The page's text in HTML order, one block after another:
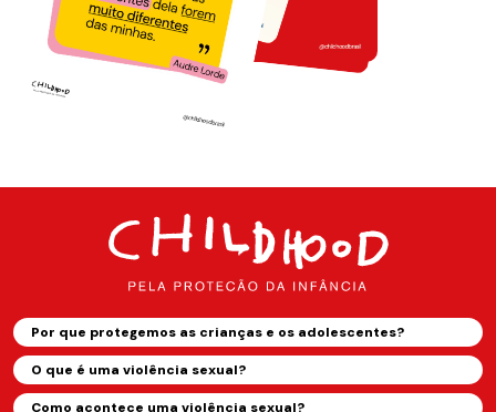
Por que protegemos as crianças e os adolescentes?
O que é uma violência sexual?
Como acontece uma violência sexual?